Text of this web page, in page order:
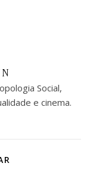
Social,
e cinema.